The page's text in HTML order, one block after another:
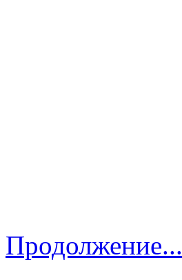
Продолжение...